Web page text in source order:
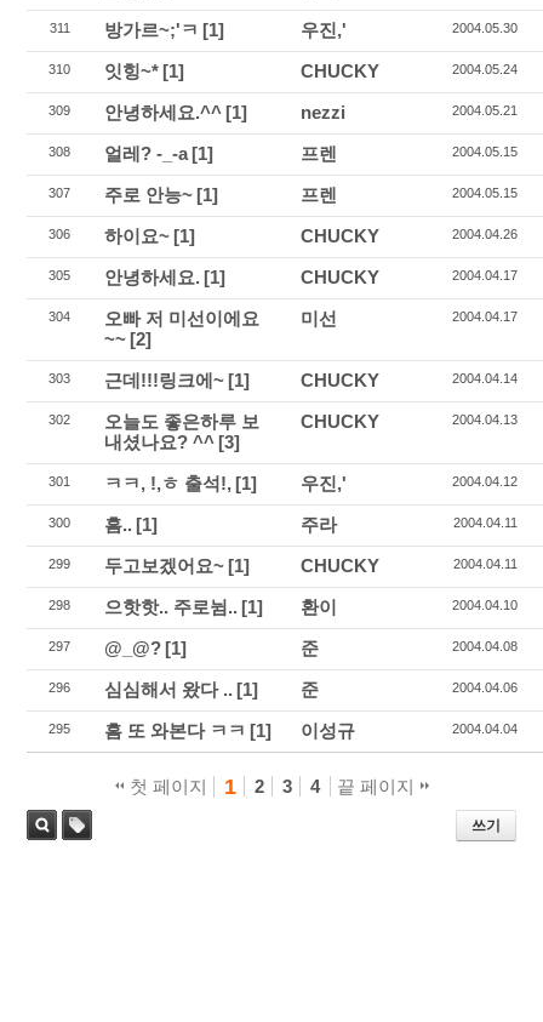
311 방가르~;'ㅋ [1] 우진,' 2004.05.30
310 잇힝~* [1] CHUCKY 2004.05.24
309 안녕하세요.^^ [1] nezzi 2004.05.21
308 얼레? -_-a[1] 프렌 2004.05.15
307 주로 안능~ [1] 프렌 2004.05.15
306 하이요~ [1] CHUCKY 2004.04.26
305 안녕하세요. [1] CHUCKY 2004.04.17
304
오빠 저 미선이에요
~~ [2]
미선 2004.04.17
303 근데!!!링크에~ [1] CHUCKY 2004.04.14
302
오늘도 좋은하루 보
내셨나요? ^^ [3]
CHUCKY 2004.04.13
301 ㅋㅋ, !,ㅎ 출석!, [1] 우진,' 2004.04.12
300 흠.. [1] 주라 2004.04.11
299 두고보겠어요~ [1] CHUCKY 2004.04.11
298 으핫핫.. 주로뉨.. [1] 환이 2004.04.10
297 @_@? [1] 준 2004.04.08
296 심심해서 왔다 .. [1] 준 2004.04.06
295 흠 또 와본다 ㅋㅋ [1] 이성규 2004.04.04
첫 페이지 1 2 3 4 끝 페이지
쓰기